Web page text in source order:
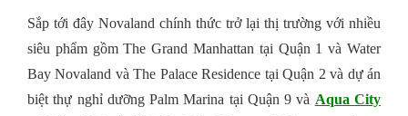
Sắp tới đây Novaland chính thức trở lại thị trường với nhiều
siêu phẩm gồm The Grand Manhattan tại Quận 1 và Water
Bay Novaland và The Palace Residence tại Quận 2 và dự án
biệt thự nghỉ dưỡng Palm Marina tại Quận 9 và Aqua City